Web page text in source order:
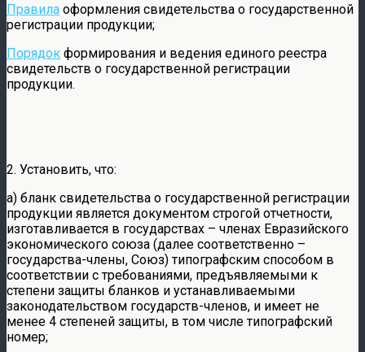
Правила оформления свидетельства о государственной
регистрации продукции;
Порядок формирования и ведения единого реестра
свидетельств о государственной регистрации
продукции.
2. Установить, что:
а) бланк свидетельства о государственной регистрации
продукции является документом строгой отчетности,
изготавливается в государствах – членах Евразийского
экономического союза (далее соответственно –
государства-члены, Союз) типографским способом в
соответствии с требованиями, предъявляемыми к
степени защиты бланков и устанавливаемыми
законодательством государств-членов, и имеет не
менее 4 степеней защиты, в том числе типографский
номер;